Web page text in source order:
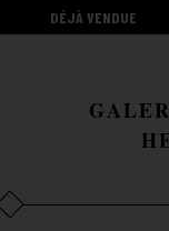
DÉJÀ VENDUE